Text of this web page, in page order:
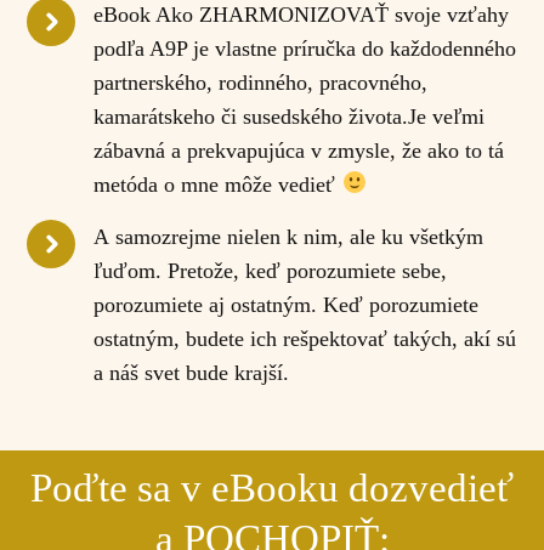
eBook Ako ZHARMONIZOVAŤ svoje vzťahy
podľa A9P je vlastne príručka do každodenného
partnerského, rodinného, pracovného,
kamarátskeho či susedského života.Je veľmi
zábavná a prekvapujúca v zmysle, že ako to tá
metóda o mne môže vedieť
A samozrejme nielen k nim, ale ku všetkým
ľuďom. Pretože, keď porozumiete sebe,
porozumiete aj ostatným. Keď porozumiete
ostatným, budete ich rešpektovať takých, akí sú
a náš svet bude krajší.
Poďte sa v eBooku dozvedieť
a POCHOPIŤ: